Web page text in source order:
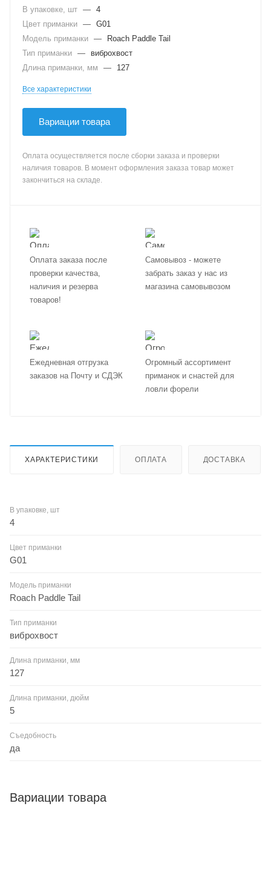
В упаковке, шт — 4
Цвет приманки — G01
Модель приманки —
Roach Paddle Tail
Тип приманки —
виброхвост
Длина приманки, мм
— 127
Все характеристики
Вариации товара
Оплата осуществляется после сборки заказа и проверки
наличия товаров. В момент оформления заказа товар может
закончиться на складе.
Оплата заказа после
проверки качества,
наличия и резерва
товаров!
Самовывоз - можете
забрать заказ у нас из
магазина самовывозом
Ежедневная отгрузка
заказов на Почту и СДЭК
Огромный ассортимент
приманок и снастей для
ловли форели
ХАРАКТЕРИСТИКИ ОПЛАТА ДОСТАВКА
В упаковке, шт
4
Цвет приманки
G01
Модель приманки
Roach Paddle Tail
Тип приманки
виброхвост
Длина приманки, мм
127
Длина приманки, дюйм
5
Съедобность
да
Вариации товара